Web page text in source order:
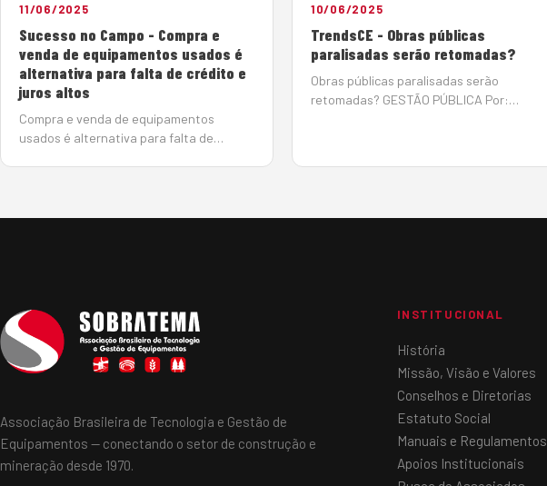
11/06/2025
Sucesso no Campo - Compra e
venda de equipamentos usados é
alternativa para falta de crédito e
juros altos
Compra e venda de equipamentos
usados é alternativa para falta de
10/06/2025
TrendsCE - Obras públicas
paralisadas serão retomadas?
Obras públicas paralisadas serão
retomadas? GESTÃO PÚBLICA Por:
Associação Brasileira de Tecnologia e Gestão de
Equipamentos — conectando o setor de construção e
mineração desde 1970.
INSTITUCIONAL
História
Missão, Visão e Valores
Conselhos e Diretorias
Estatuto Social
Manuais e Regulamentos
Apoios Institucionais